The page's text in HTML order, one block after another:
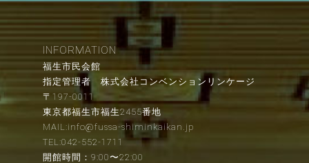
INFORMATION
福生市民会館
指定管理者 株式会社コンベンションリンケージ
〒197-0011
東京都福生市福生2455番地
MAIL:info@fussa-shiminkaikan.jp
TEL:042-552-1711
開館時間：9:00〜22:00